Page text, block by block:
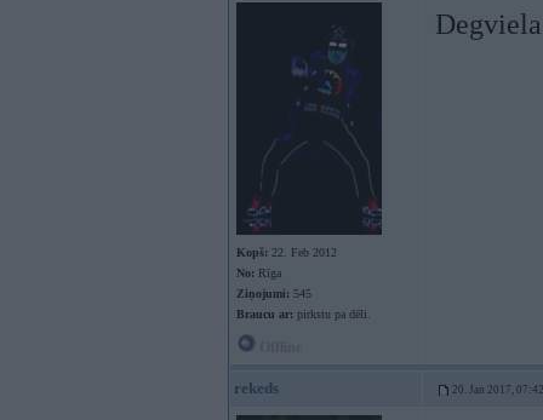
Kopš: 22. Feb 2012
No: Rīga
Ziņojumi: 545
Braucu ar: pirkstu pa dēli.
rekeds 20. Jan 2017, 07:42